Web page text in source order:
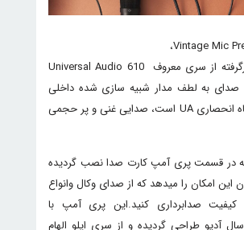
این پری امپ برگرفته از سری معروف Universal Audio 610
میباشد،. ولت 2 صدای به لطف مدار شبیه سازی شده داخلی
آن که یک دستگاه انحصاری UA است، صدایی غنی و پر حجمی
در قسمت پری آمپ کارت صدا نصب گردیده
این امکان را میدهد که از صدای وکال وانواع
کیفیت صدابرداری کنید.این پری آمپ با
آدیو طراحی گردیده و از سری اپلو الهام